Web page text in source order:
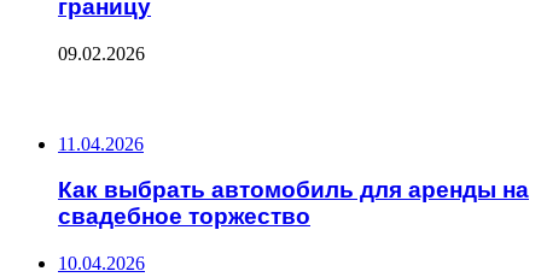
границу
09.02.2026
11.04.2026
Как выбрать автомобиль для аренды на
свадебное торжество
10.04.2026